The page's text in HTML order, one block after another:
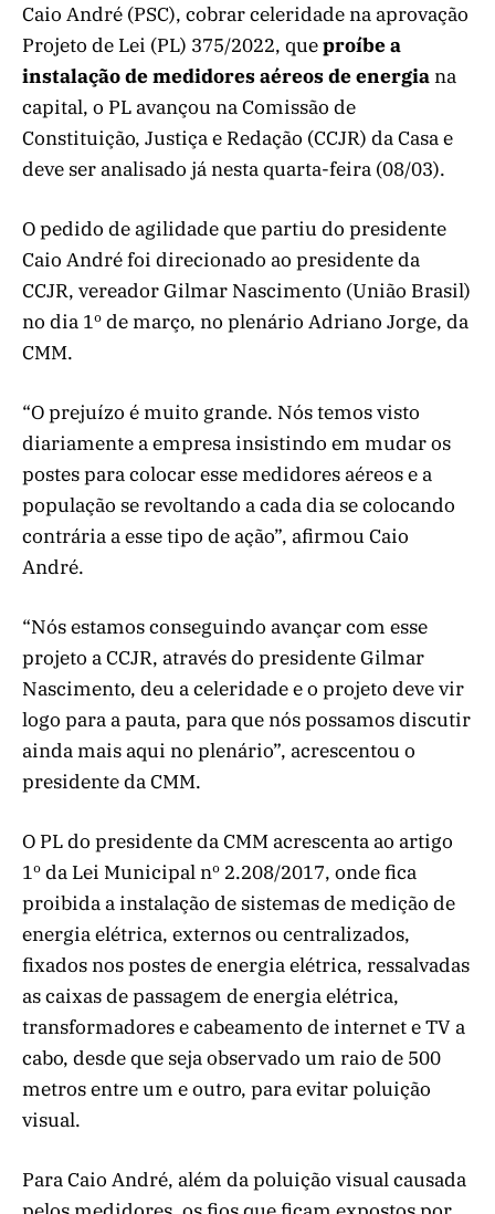
Caio André (PSC), cobrar celeridade na aprovação
Projeto de Lei (PL) 375/2022, queproíbe a
instalação de medidores aéreosde energiana
capital, o PL avançou na Comissão de
Constituição, Justiça e Redação (CCJR) da Casa e
deve ser analisado já nesta quarta-feira (08/03).
O pedido de agilidade que partiu do presidente
Caio André foi direcionado ao presidente da
CCJR, vereador Gilmar Nascimento (União Brasil)
no dia 1º de março, no plenário Adriano Jorge, da
CMM.
“O prejuízo é muito grande. Nós temos visto
diariamente a empresa insistindo em mudar os
postes para colocar esse medidores aéreos e a
população se revoltando a cada dia se colocando
contrária a esse tipo de ação”, afirmou Caio
André.
“Nós estamos conseguindo avançar com esse
projeto a CCJR, através do presidente Gilmar
Nascimento, deu a celeridade e o projeto deve vir
logo para a pauta, para que nós possamos discutir
ainda mais aqui no plenário”, acrescentou o
presidente da CMM.
O PL do presidente da CMM acrescenta ao artigo
1º da Lei Municipal nº 2.208/2017, onde fica
proibida a instalação de sistemas de medição de
energia elétrica, externos ou centralizados,
fixados nos postes de energia elétrica, ressalvadas
as caixas de passagem de energia elétrica,
transformadores e cabeamento de internet e TV a
cabo, desde que seja observado um raio de 500
metros entre um e outro, para evitar poluição
visual.
Para Caio André, além da poluição visual causada